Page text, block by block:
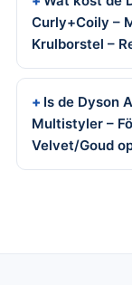
Curly+Coily –
Krulborstel –
Is de Dyson
Multistyler –
Velvet/Goud